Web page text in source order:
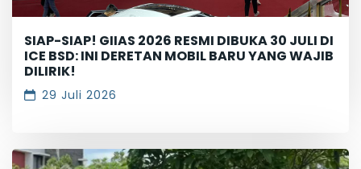
SIAP-SIAP! GIIAS 2026 RESMI DIBUKA 30 JULI DI
ICE BSD: INI DERETAN MOBIL BARU YANG WAJIB
DILIRIK!
29 Juli 2026